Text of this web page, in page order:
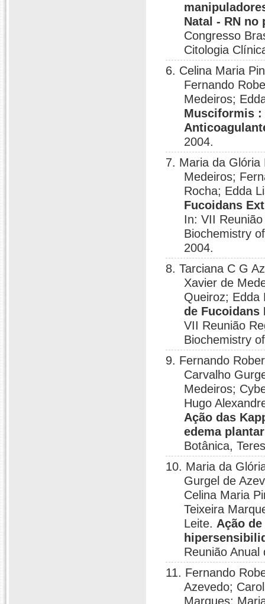
Natal - RN no
Congresso
Citologia
6. Celina Maria
Fernando
Medeiros;
Musciformis :
2004.
7. Maria da Glória
Medeiros;
Rocha; Edda
Fucoidans
In: VII
Biochemistry
2004.
8. Tarciana C G
Xavier de
Queiroz;
de Fucoidans
VII Reunião
Biochemistry
9. Fernando
Carvalho
Medeiros;
Hugo
Ação das
edema
Botânica,
10. Maria da
Gurgel de
Celina Maria
Teixeira
Leite. Ação
Reunião
11. Fernando
Azevedo;
Marques;